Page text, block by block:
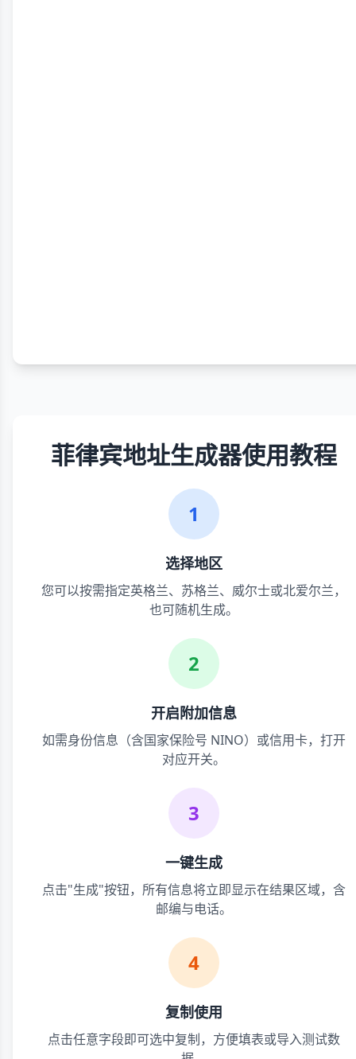
菲律宾地址生成器使用教程
1
选择地区
您可以按需指定英格兰、苏格兰、威尔士或北爱尔兰，
也可随机生成。
2
开启附加信息
如需身份信息（含国家保险号 NINO）或信用卡，打开
对应开关。
3
一键生成
点击"生成"按钮，所有信息将立即显示在结果区域，含
邮编与电话。
4
复制使用
点击任意字段即可选中复制，方便填表或导入测试数